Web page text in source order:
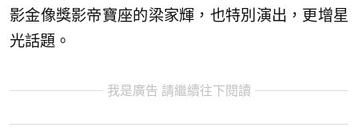
影金像獎影帝寶座的梁家輝，也特別演出，更增星
光話題。
我是廣告 請繼續往下閱讀